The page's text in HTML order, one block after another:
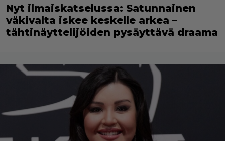
Nyt ilmaiskatselussa: Satunnainen
väkivalta iskee keskelle arkea –
tähtinäyttelijöiden pysäyttävä draama